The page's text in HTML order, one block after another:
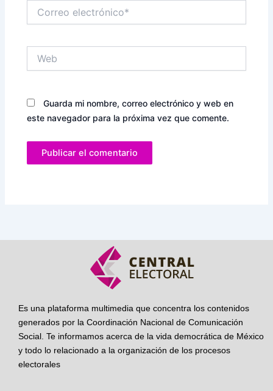
electrónico*
Guarda mi nombre, correo electrónico y web en
este navegador para la próxima vez que comente.
Es una plataforma multimedia que concentra los contenidos
generados por la Coordinación Nacional de Comunicación
Social. Te informamos acerca de la vida democrática de México
y todo lo relacionado a la organización de los procesos
electorales